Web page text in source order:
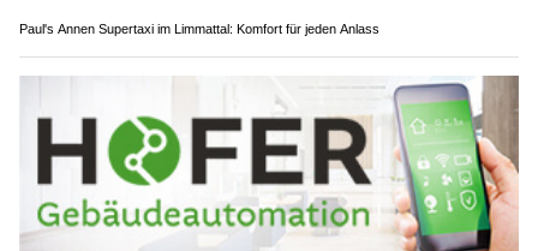
Paul's Annen Supertaxi im Limmattal: Komfort für jeden Anlass